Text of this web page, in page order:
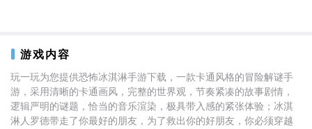
游戏内容
玩一玩为您提供恐怖冰淇淋手游下载，一款卡通风格的冒险解谜手
游，采用清晰的卡通画风，完整的世界观，节奏紧凑的故事剧情，
逻辑严明的谜题，恰当的音乐渲染，极具带入感的紧张体验；冰淇
淋人罗德带走了你最好的朋友，为了救出你的好朋友，你必须穿越